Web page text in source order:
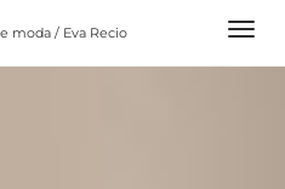
moda / Eva Recio